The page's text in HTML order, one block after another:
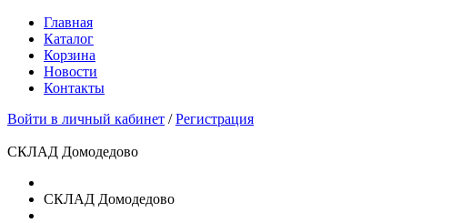
Главная
Каталог
Корзина
Новости
Контакты
Войти в личный кабинет /Регистрация
СКЛАД Домодедово
СКЛАД Домодедово